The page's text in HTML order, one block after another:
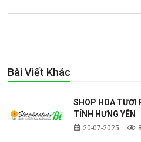
Bài Viết Khác
SHOP HOA TƯƠI
TỈNH HƯNG YÊN
20-07-2025